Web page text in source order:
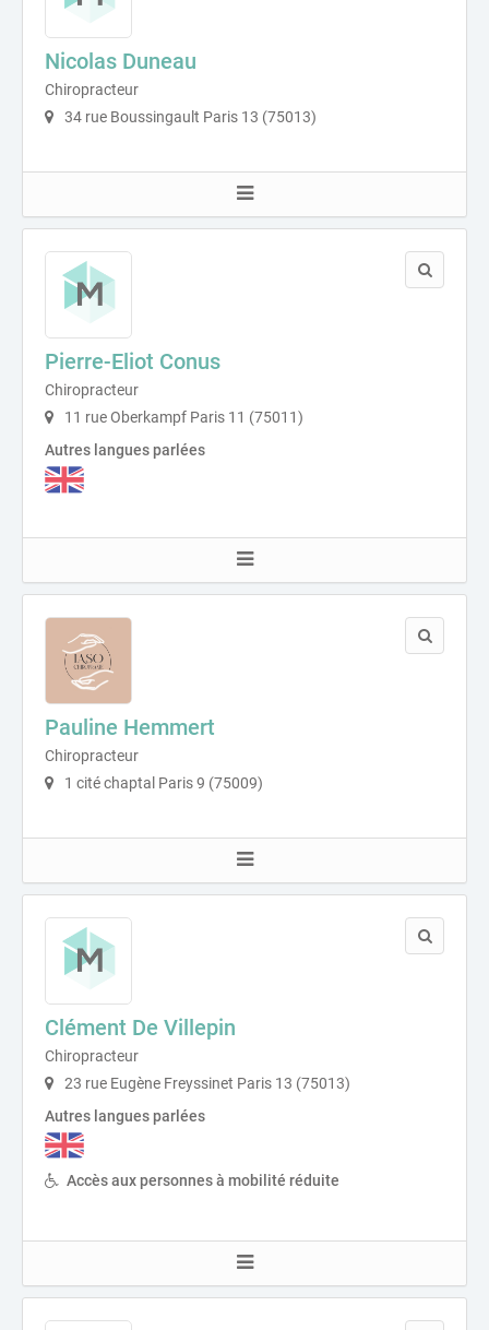
Nicolas Duneau
Chiropracteur
34 rue Boussingault Paris 13 (75013)
Pierre-Eliot Conus
Chiropracteur
11 rue Oberkampf Paris 11 (75011)
Autres langues parlées
Pauline Hemmert
Chiropracteur
1 cité chaptal Paris 9 (75009)
Clément De Villepin
Chiropracteur
23 rue Eugène Freyssinet Paris 13 (75013)
Autres langues parlées
Accès aux personnes à mobilité réduite